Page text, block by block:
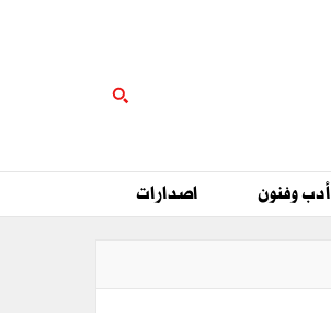
أدب وفنون اصدارات